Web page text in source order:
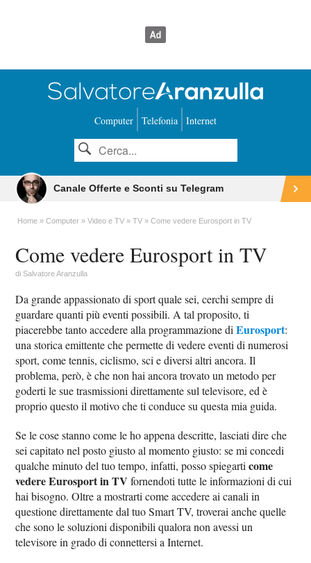
Computer Telefonia Internet
Canale Offerte e Sconti su Telegram
Home Computer Video e TV TV Come vedere Eurosport in TV
Come vedere Eurosport in TV
diSalvatore Aranzulla
Da grande appassionato di sport quale sei, cerchi sempre di
guardare quanti più eventi possibili. A tal proposito, ti
piacerebbe tanto accedere alla programmazione diEurosport:
una storica emittente che permette di vedere eventi di numerosi
sport, come tennis, ciclismo, sci e diversi altri ancora. Il
problema, però, è che non hai ancora trovato un metodo per
goderti le sue trasmissioni direttamente sul televisore, ed è
proprio questo il motivo che ti conduce su questa mia guida.
Se le cose stanno come le ho appena descritte, lasciati dire che
sei capitato nel posto giusto al momento giusto: se mi concedi
qualche minuto del tuo tempo, infatti, posso spiegarticome
vedere Eurosport in TV fornendoti tutte le informazioni di cui
hai bisogno. Oltre a mostrarti come accedere ai canali in
questione direttamente dal tuo Smart TV, troverai anche quelle
che sono le soluzioni disponibili qualora non avessi un
televisore in grado di connettersi a Internet.